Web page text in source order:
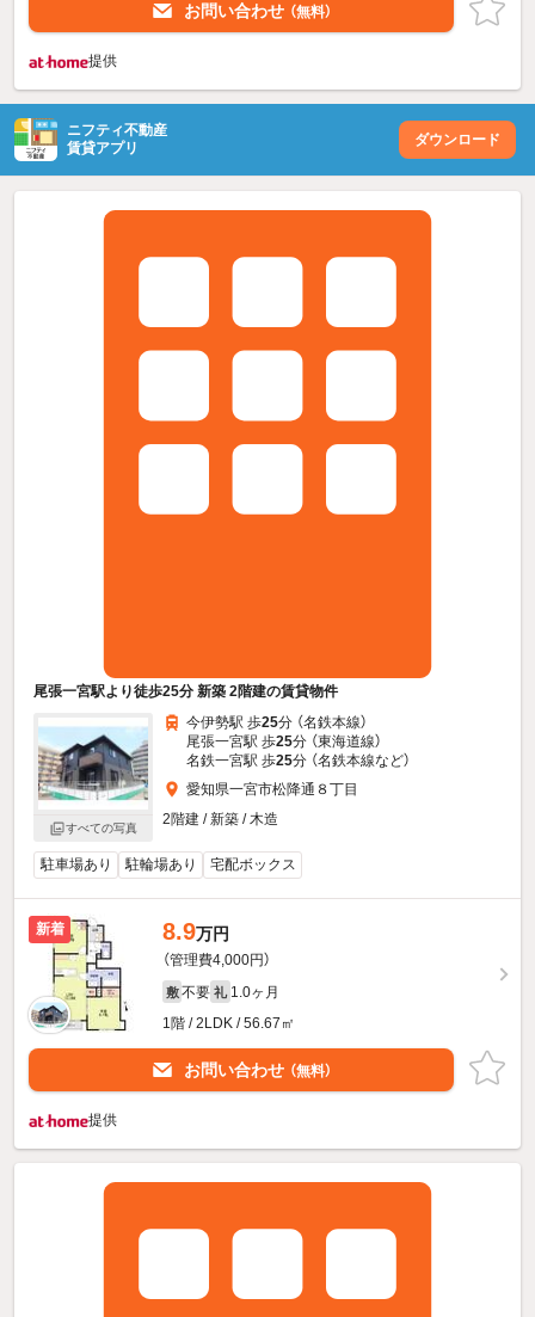
お問い合わせ （無料）
提供
ニフティ不動産
賃貸アプリ
ダウンロード
尾張一宮駅より徒歩25分 新築 2階建の賃貸物件
すべての写真
今伊勢駅 歩25分 （名鉄本線）
尾張一宮駅 歩25分 （東海道線）
名鉄一宮駅 歩25分 （名鉄本線など）
愛知県一宮市松降通８丁目
2階建 / 新築 / 木造
駐車場あり 駐輪場あり 宅配ボックス
新着 8.9万円
（管理費4,000円）
敷 不要 礼 1.0ヶ月
1階 / 2LDK / 56.67㎡
お問い合わせ （無料）
提供